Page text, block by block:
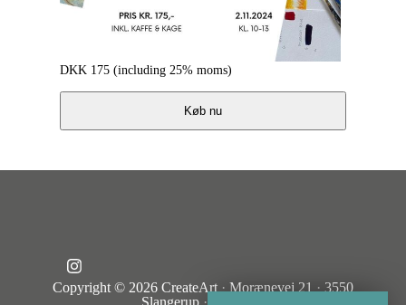
DKK 175 (including 25% moms)
Køb nu
Copyright © 2026 CreateArt · Morænevej 21 · 3550
Slangerup ·